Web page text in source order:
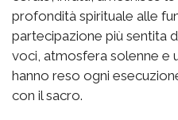
profondità spirituale alle
partecipazione più sentita
voci, atmosfera solenne e
hanno reso ogni
con il sacro.